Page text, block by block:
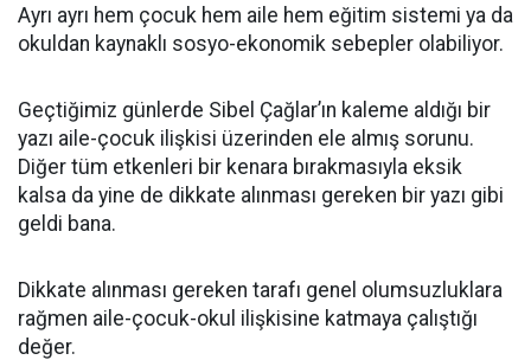
Ayrı ayrı hem çocuk hem aile hem eğitim sistemi ya da
okuldan kaynaklı sosyo-ekonomik sebepler olabiliyor.
Geçtiğimiz günlerde Sibel Çağlar’ın kaleme aldığı bir
yazı aile-çocuk ilişkisi üzerinden ele almış sorunu.
Diğer tüm etkenleri bir kenara bırakmasıyla eksik
kalsa da yine de dikkate alınması gereken bir yazı gibi
geldi bana.
Dikkate alınması gereken tarafı genel olumsuzluklara
rağmen aile-çocuk-okul ilişkisine katmaya çalıştığı
değer.